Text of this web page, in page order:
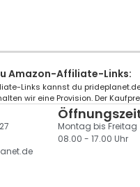
Amazon-Affiliate-Links:
Links kannst du
wir eine Provision. Der
Montag bis Freitag
08.00 - 17.00 Uhr